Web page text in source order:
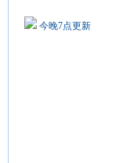
今晚7点更新